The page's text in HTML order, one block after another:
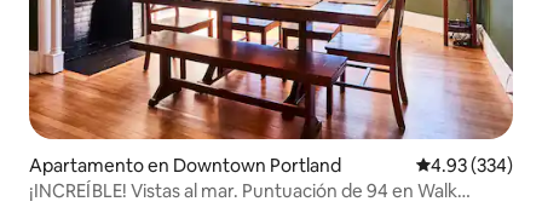
Apartamento en Downtown Portland Calificación
4.93 (334)
¡INCREÍBLE! Vistas al mar. Puntuación de 94 en Walk